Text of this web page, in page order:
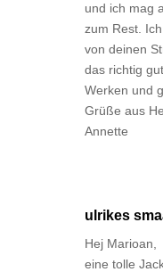
und ich mag
zum Rest.
von deinen
das richtig
Werken und
Grüße aus
Annette
ulrikes
Hej Marioan,
eine tolle